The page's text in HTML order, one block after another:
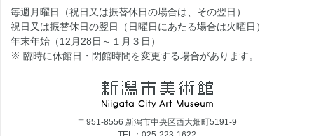
毎週月曜日（祝日又は振替休日の場合は、その翌日）
祝日又は振替休日の翌日（日曜日にあたる場合は火曜日）
年末年始（12月28日～１月３日）
※ 臨時に休館日・閉館時間を変更する場合があります。
〒951-8556 新潟市中央区西大畑町5191-9